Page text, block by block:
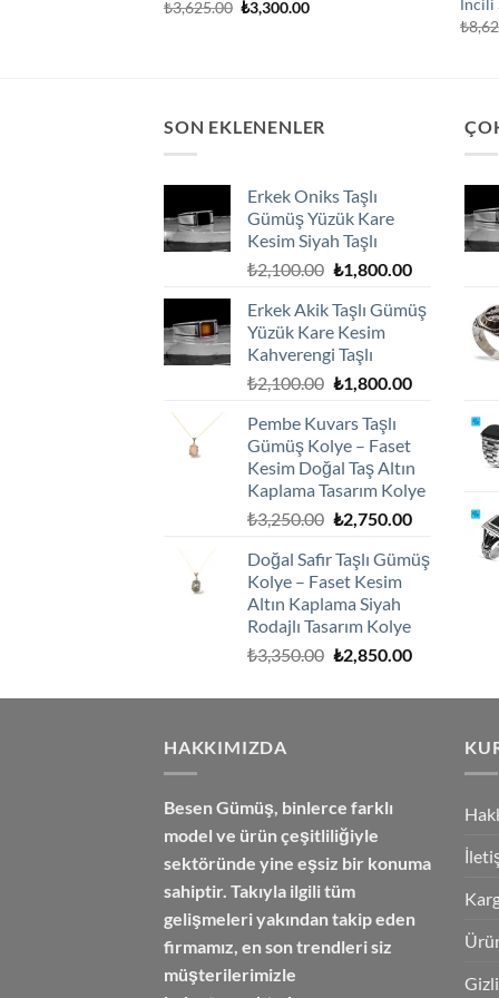
₺3,625.00 Orijinal
fiyat:
₺3,300.00Şu
İncili
₺
SON EKLENENLER
Erkek Oniks Taşlı
Gümüş Yüzük Kare
Kesim Siyah Taşlı
₺2,100.00 Orijinal
₺2,100.00.
₺1,800.00Şu
fiyat:
₺1,800.00.
Erkek Akik Taşlı Gümüş
Yüzük Kare Kesim
Kahverengi Taşlı
₺2,100.00 Orijinal
₺2,100.00.
₺1,800.00Şu
₺1,800.00.
Pembe Kuvars Taşlı
Gümüş Kolye – Faset
Kesim Doğal Taş Altın
Kaplama Tasarım Kolye
₺3,250.00 Orijinal
₺3,250.00.
₺2,750.00Şu
fiyat:
Doğal Safir Taşlı Gümüş
Kolye – Faset Kesim
Altın Kaplama Siyah
Rodajlı Tasarım Kolye
₺3,350.00 Orijinal
₺3,350.00.
₺2,850.00Şu
fiyat:
HAKKIMIZDA
Besen Gümüş, binlerce farklı
model ve ürün çeşitliliğiyle
sektöründe yine eşsiz bir konuma
sahiptir. Takıyla ilgili tüm
gelişmeleri yakından takip eden
firmamız, en son trendleri siz
müşterilerimizle